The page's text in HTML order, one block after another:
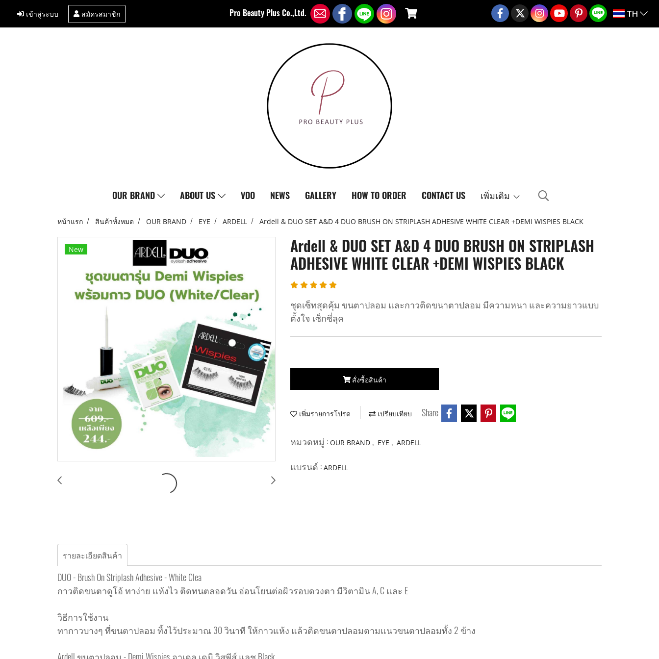
เข้าสู่ระบบ สมัครสมาชิก Pro Beauty Plus Co.,Ltd. TH
OUR BRAND ABOUT US VDO NEWS GALLERY HOW TO ORDER CONTACT US เพิ่มเติม
หน้าแรก สินค้าทั้งหมด OUR BRAND EYE ARDELL Ardell & DUO SET A&D 4 DUO BRUSH ON STRIPLASH ADHESIVE WHITE CLEAR +DEMI WISPIES BLACK
New
Ardell & DUO SET A&D 4 DUO BRUSH ON STRIPLASH
ADHESIVE WHITE CLEAR +DEMI WISPIES BLACK
ชุดเซ็ทสุดคุ้ม ขนตาปลอม และกาวติดขนาตาปลอม มีความหนา และความยาวแบบ
ตั้งใจ เซ็กซี่ลุค
สั่งซื้อสินค้า
เพิ่มรายการโปรด เปรียบเทียบ Share
หมวดหมู่ : OUR BRAND , EYE , ARDELL
แบรนด์ : ARDELL
รายละเอียดสินค้า
DUO - Brush On Striplash Adhesive - White Clea
กาวติดขนตาดูโอ้ ทาง่าย แห้งไว ติดทนตลอดวัน อ่อนโยนต่อผิวรอบดวงตา มีวิตามิน A, C และ E
วิธีการใช้งาน
ทากาวบางๆ ที่ขนตาปลอม ทิ้งไว้ประมาณ 30 วินาที ให้กาวแห้ง แล้วติดขนตาปลอมตามแนวขนตาปลอมทั้ง 2 ข้าง